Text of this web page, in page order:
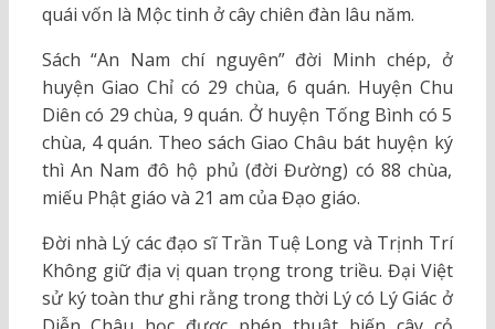
quái vốn là Mộc tinh ở cây chiên đàn lâu năm.
Sách “An Nam chí nguyên” đời Minh chép, ở
huyện Giao Chỉ có 29 chùa, 6 quán. Huyện Chu
Diên có 29 chùa, 9 quán. Ở huyện Tống Bình có 5
chùa, 4 quán. Theo sách Giao Châu bát huyện ký
thì An Nam đô hộ phủ (đời Đường) có 88 chùa,
miếu Phật giáo và 21 am của Đạo giáo.
Đời nhà Lý các đạo sĩ Trần Tuệ Long và Trịnh Trí
Không giữ địa vị quan trọng trong triều. Đại Việt
sử ký toàn thư ghi rằng trong thời Lý có Lý Giác ở